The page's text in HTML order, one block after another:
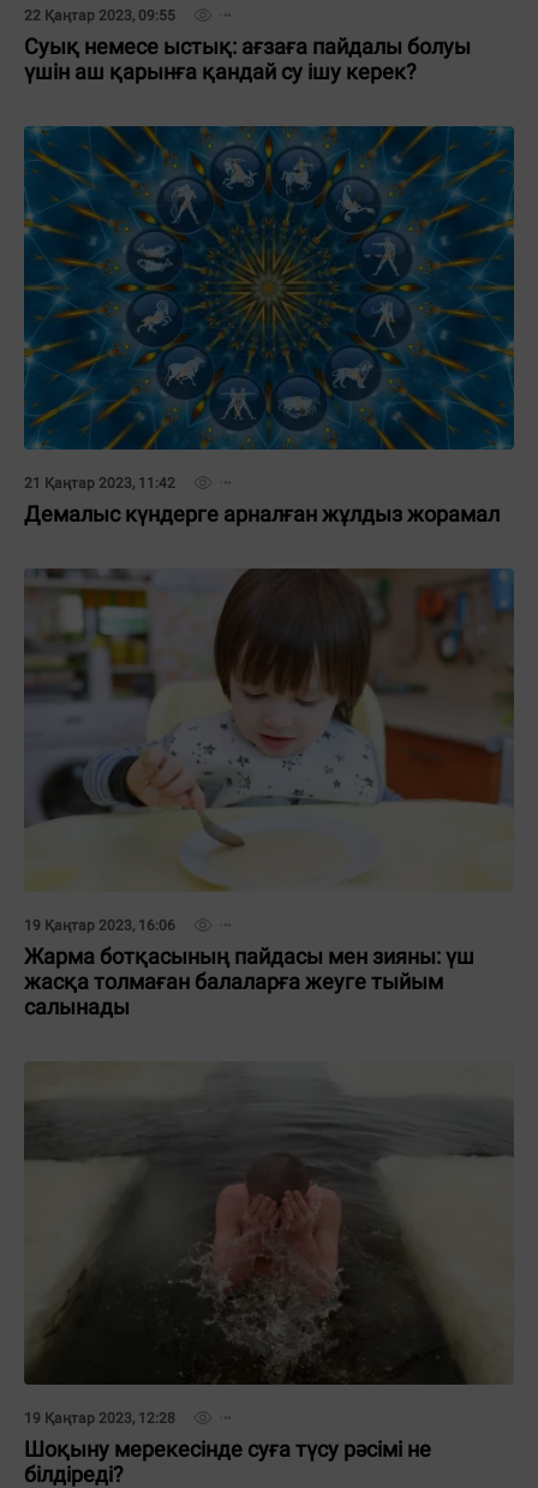
22 Қаңтар 2023, 09:55
Суық немесе ыстық: ағзаға пайдалы болуы
үшін аш қарынға қандай су ішу керек?
21 Қаңтар 2023, 11:42
Демалыс күндерге арналған жұлдыз жорамал
19 Қаңтар 2023, 16:06
Жарма ботқасының пайдасы мен зияны: үш
жасқа толмаған балаларға жеуге тыйым
салынады
19 Қаңтар 2023, 12:28
Шоқыну мерекесінде суға түсу рәсімі не
білдіреді?